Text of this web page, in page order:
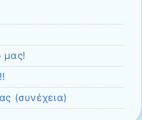
μας!
(συνέχεια)